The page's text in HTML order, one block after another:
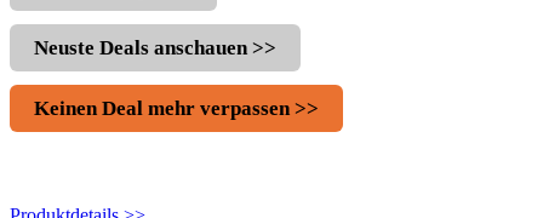
Neuste Deals anschauen >>
Keinen Deal mehr verpassen >>